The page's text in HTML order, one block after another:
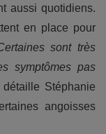
aussi quotidiens.
en place pour
sont très
symptômes pas
détaille Stéphanie
angoisses